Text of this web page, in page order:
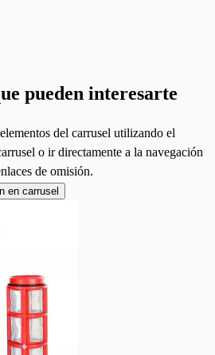
pueden interesarte
del carrusel utilizando el
o ir directamente a la navegación
de omisión.
en carrusel